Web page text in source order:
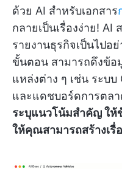
ด้วย AI สำหรับเอกสาร
กลายเป็นเรื่องง่าย! AI
รายงานธุรกิจเป็นไปอ
ขั้นตอน สามารถดึงข้อ
แหล่งต่าง ๆ เช่น ระบบ
และแดชบอร์ดการตล
ระบุแนวโน้มสำคัญ ให้
ให้คุณสามารถสร้างเรื่